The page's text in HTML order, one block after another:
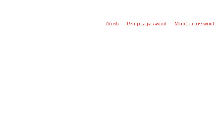
Accedi Recupera password Modifica password